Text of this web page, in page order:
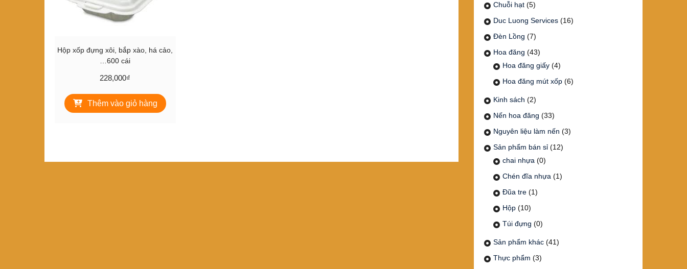
Hộp xốp đựng xôi, bắp xào, há cảo,
…600 cái
228,000₫
Thêm vào giỏ hàng
Chuỗi hạt (5)
Duc Luong Services (16)
Đèn Lồng (7)
Hoa đăng (43)
Hoa đăng giấy (4)
Hoa đăng mút xốp (6)
Kinh sách (2)
Nến hoa đăng (33)
Nguyên liệu làm nến (3)
Sản phẩm bán sỉ (12)
chai nhựa (0)
Chén đĩa nhựa (1)
Đũa tre (1)
Hộp (10)
Túi đựng (0)
Sản phẩm khác (41)
Thực phẩm (3)